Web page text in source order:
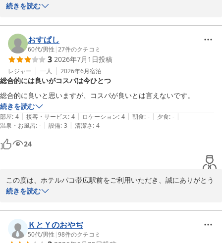
ございます。
皆様に帯広名物を美味しくお召し上がりいただきたく、レストラン
スタッフが真心込めて調理しておりますので、お褒めの言葉をいた
だき本当に嬉しいです。
豚丼は週2回と限定メニューでございますが、今後も美味しく提供
して参ります。次回ご宿泊の際も、お召し上がりいただけると幸い
です。
また、今回は遅いお時間のご到着、大変お疲れ様でございました。
チェックイン時間は何時でも構いません。遅い時間でも皆様のご到
着を、スタッフ一同お待ちしております。次回のご利用を、心より
お待ち申し上げております。
フロント　廣井
2026-05-17
続きを読む
おすぱし
60代/男性 |27件のクチコミ
3 2026年7月1日投稿
レジャー 一人 2026年6月宿泊
総合的には良いがコスパは今ひとつ
総合的に良いと思いますが、コスパが良いとは言えないです。
続きを読む
部屋: 4 | 接客・サービス: 4 | ロケーション: 4 | 朝食: - | 夕食: - |
温泉・お風呂: - | 設備: 3 | 清潔さ: 4
24
この度は、ホテルパコ帯広駅前をご利用いただき、誠にありがとう
ございます。
総合的に良い評価をいただきながらも、コストパフォーマンスの面
でご期待に沿えず、心苦しく存じます。料金は日々変動いたします
ので、またこちらにお越しの際は、当ホテルの宿泊プランをご覧い
続きを読む
ＫとＹのおやぢ
50代/男性 |98件のクチコミ